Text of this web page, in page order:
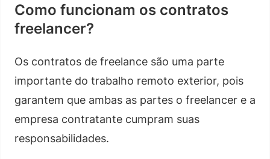
Como funcionam os contratos
freelancer?
Os contratos de freelance são uma parte
importante do trabalho remoto exterior, pois
garantem que ambas as partes o freelancer e a
empresa contratante cumpram suas
responsabilidades.